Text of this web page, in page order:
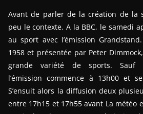
Avant de parler de la création de la
peu le contexte. A la BBC, le samedi
au sport avec l’émission
1958 et présentée par Peter
grande variété de sports. Sauf
l’émission commence à 13h00 et
S’ensuit alors la diffusion deux
entre 17h15 et 17h55 avant La météo